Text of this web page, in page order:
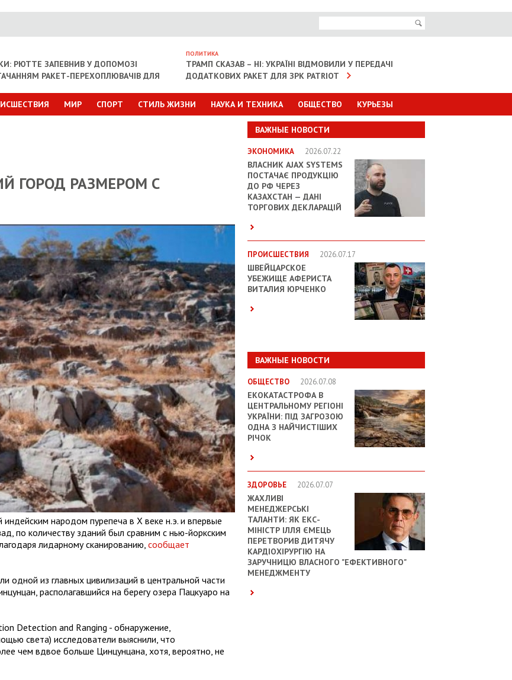
РЮТТЕ ЗАПЕВНИВ У ДОПОМОЗІ
РАКЕТ-ПЕРЕХОПЛЮВАЧІВ ДЛЯ
ПОЛИТИКА
ТРАМП СКАЗАВ – НІ: УКРАЇНІ ВІДМОВИЛИ У ПЕРЕДАЧІ
ДОДАТКОВИХ РАКЕТ ДЛЯ ЗРК PATRIOT
МИР СПОРТ СТИЛЬ ЖИЗНИ НАУКА И ТЕХНИКА ОБЩЕСТВО КУРЬЕЗЫ
ВАЖНЫЕ НОВОСТИ
ЭКОНОМИКА 2026.07.22
ВЛАСНИК AJAX SYSTEMS
ПОСТАЧАЄ ПРОДУКЦІЮ
ДО РФ ЧЕРЕЗ
КАЗАХСТАН — ДАНІ
ТОРГОВИХ ДЕКЛАРАЦІЙ
ПРОИСШЕСТВИЯ 2026.07.17
ШВЕЙЦАРСКОЕ
УБЕЖИЩЕ АФЕРИСТА
ВИТАЛИЯ ЮРЧЕНКО
ВАЖНЫЕ НОВОСТИ
ОБЩЕСТВО 2026.07.08
ЕКОКАТАСТРОФА В
ЦЕНТРАЛЬНОМУ РЕГІОНІ
УКРАЇНИ: ПІД ЗАГРОЗОЮ
ОДНА З НАЙЧИСТІШИХ
РІЧОК
ЗДОРОВЬЕ 2026.07.07
ЖАХЛИВІ
МЕНЕДЖЕРСЬКІ
ТАЛАНТИ: ЯК ЕКС-
МІНІСТР ІЛЛЯ ЄМЕЦЬ
ПЕРЕТВОРИВ ДИТЯЧУ
КАРДІОХІРУРГІЮ НА
ЗАРУЧНИЦЮ ВЛАСНОГО "ЕФЕКТИВНОГО"
МЕНЕДЖМЕНТУ
ГОРОД РАЗМЕРОМ С
народом пурепеча в X веке н.э. и впервые
по количеству зданий был сравним с нью-йоркским
лидарному сканированию, сообщает
одной из главных цивилизаций в центральной части
располагавшийся на берегу озера Пацкуаро на
Detection and Ranging - обнаружение,
света) исследователи выяснили, что
чем вдвое больше Цинцунцана, хотя, вероятно, не